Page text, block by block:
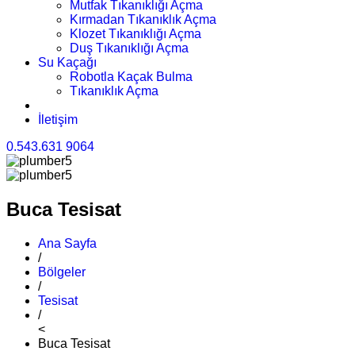
Mutfak Tıkanıklığı Açma
Kırmadan Tıkanıklık Açma
Klozet Tıkanıklığı Açma
Duş Tıkanıklığı Açma
Su Kaçağı
Robotla Kaçak Bulma
Tıkanıklık Açma
İletişim
0.543.631 9064
Buca Tesisat
Ana Sayfa
/
Bölgeler
/
Tesisat
/
<
Buca Tesisat